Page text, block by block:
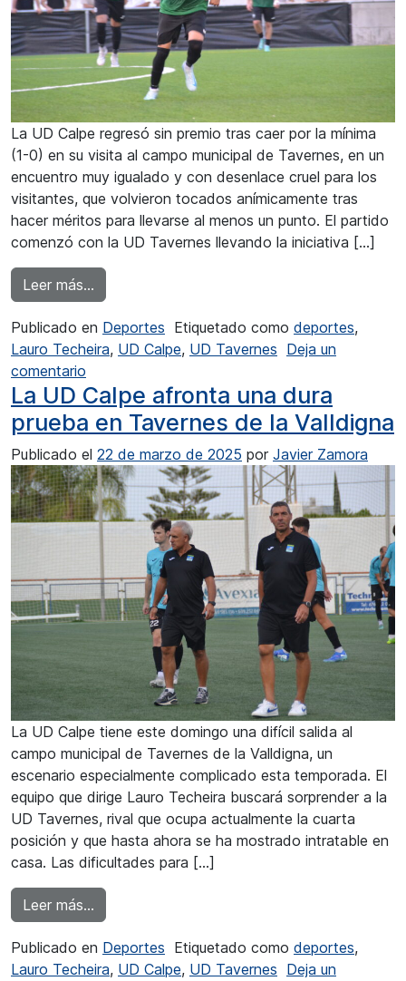
La UD Calpe regresó sin premio tras caer por la mínima
(1-0) en su visita al campo municipal de Tavernes, en un
encuentro muy igualado y con desenlace cruel para los
visitantes, que volvieron tocados anímicamente tras
hacer méritos para llevarse al menos un punto. El partido
comenzó con la UD Tavernes llevando la iniciativa […]
Leer más…
Publicado en Deportes Etiquetado como deportes,
Lauro Techeira, UD Calpe, UD Tavernes Deja un
comentario
La UD Calpe afronta una dura
prueba en Tavernes de la Valldigna
Publicado el 22 de marzo de 2025 por Javier Zamora
La UD Calpe tiene este domingo una difícil salida al
campo municipal de Tavernes de la Valldigna, un
escenario especialmente complicado esta temporada. El
equipo que dirige Lauro Techeira buscará sorprender a la
UD Tavernes, rival que ocupa actualmente la cuarta
posición y que hasta ahora se ha mostrado intratable en
casa. Las dificultades para […]
Leer más…
Publicado en Deportes Etiquetado como deportes,
Lauro Techeira, UD Calpe, UD Tavernes Deja un